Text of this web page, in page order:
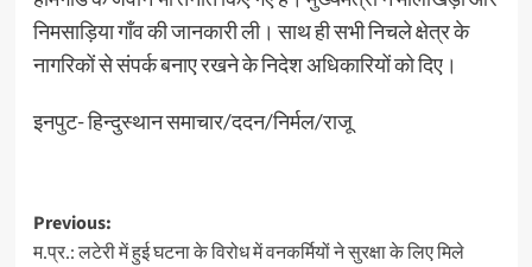
निमसाड़िया गाँव की जानकारी ली। साथ ही सभी निचले क्षेत्र के
नागरिकों से संपर्क बनाए रखने के निदेश अधिकारियों को दिए।
इनपुट- हिन्दुस्थान समाचार/ददन/निर्मल/राजू
Post
Previous:
म.प्र.: लटेरी में हुई घटना के विरोध में वनकर्मियों ने सुरक्षा के लिए मिले